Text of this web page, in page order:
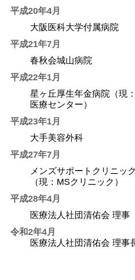
平成20年4月
大阪医科大学付属病院
平成21年7月
春秋会城山病院
平成22年1月
星ヶ丘厚生年金病院（現
医療センター）
平成23年1月
大手美容外科
平成27年7月
メンズサポートクリニッ
（現：MSクリニック）
平成28年4月
医療法人社団清佑会 理事
令和2年4月
医療法人社団清佑会 理事